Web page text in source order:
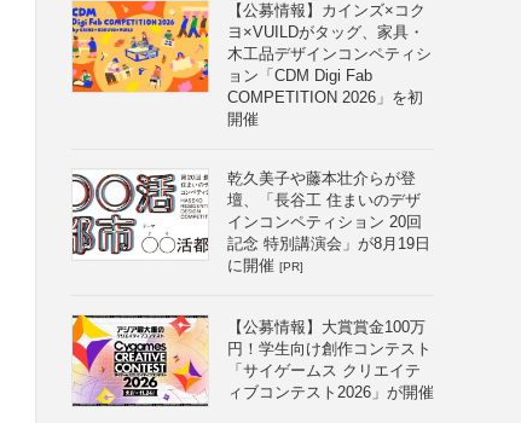
【公募情報】カインズ×コク
ヨ×VUILDがタッグ、家具・
木工品デザインコンペティシ
ョン「CDM Digi Fab
COMPETITION 2026」を初
開催
乾久美子や藤本壮介らが登
壇、「長谷工 住まいのデザ
インコンペティション 20回
記念 特別講演会」が8月19日
に開催 [PR]
【公募情報】大賞賞金100万
円！学生向け創作コンテスト
「サイゲームス クリエイテ
ィブコンテスト2026」が開催